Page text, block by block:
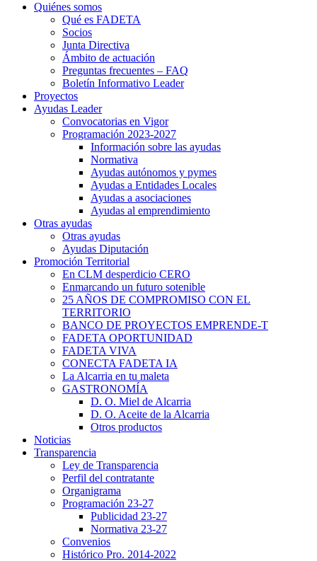
Quiénes somos
Qué es FADETA
Socios
Junta Directiva
Ámbito de actuación
Preguntas frecuentes – FAQ
Boletín Informativo Leader
Proyectos
Ayudas Leader
Convocatorias en Vigor
Programación 2023-2027
Información sobre las ayudas
Normativa
Ayudas autónomos y pymes
Ayudas a Entidades Locales
Ayudas a asociaciones
Ayudas al emprendimiento
Otras ayudas
Otras ayudas
Ayudas Diputación
Promoción Territorial
En CLM desperdicio CERO
Enmarcando un futuro sotenible
25 AÑOS DE COMPROMISO CON EL
TERRITORIO
BANCO DE PROYECTOS EMPRENDE-T
FADETA OPORTUNIDAD
FADETA VIVA
CONECTA FADETA IA
La Alcarria en tu maleta
GASTRONOMÍA
D. O. Miel de Alcarria
D. O. Aceite de la Alcarria
Otros productos
Noticias
Transparencia
Ley de Transparencia
Perfil del contratante
Organigrama
Programación 23-27
Publicidad 23-27
Normativa 23-27
Convenios
Histórico Pro. 2014-2022